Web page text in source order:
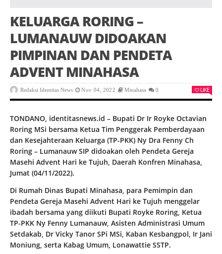
KELUARGA RORING –
LUMANAUW DIDOAKAN
PIMPINAN DAN PENDETA
ADVENT MINAHASA
Redaksi Identitas News Nov 04, 2022 Minahasa 0 LIKE
TONDANO, identitasnews.id – Bupati Dr Ir Royke Octavian
Roring MSi bersama Ketua Tim Penggerak Pemberdayaan
dan Kesejahteraan Keluarga (TP-PKK) Ny Dra Fenny Ch
Roring – Lumanauw SIP didoakan oleh Pendeta Gereja
Masehi Advent Hari ke Tujuh, Daerah Konfren Minahasa,
Jumat (04/11/2022).
Di Rumah Dinas Bupati Minahasa, para Pemimpin dan
Pendeta Gereja Masehi Advent Hari ke Tujuh menggelar
ibadah bersama yang diikuti Bupati Royke Roring, Ketua
TP-PKK Ny Fenny Lumanauw, Asisten Administrasi Umum
Setdakab, Dr Vicky Tanor SPi MSi, Kaban Kesbangpol, Ir Jani
Moniung, serta Kabag Umum, Lonawattie SSTP.